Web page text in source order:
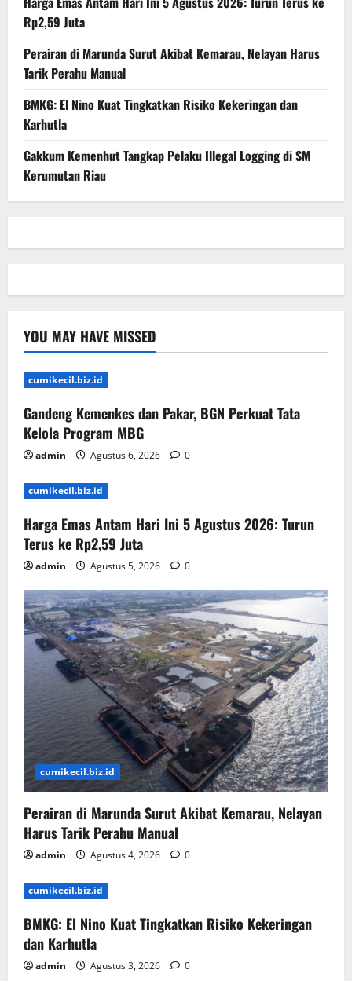
Rp2,59 Juta
Perairan di Marunda Surut Akibat Kemarau, Nelayan Harus
Tarik Perahu Manual
BMKG: El Nino Kuat Tingkatkan Risiko Kekeringan dan
Karhutla
Gakkum Kemenhut Tangkap Pelaku Illegal Logging di SM
Kerumutan Riau
YOU MAY HAVE MISSED
cumikecil.biz.id
Gandeng Kemenkes dan Pakar, BGN Perkuat Tata
Kelola Program MBG
admin Agustus 6, 2026 0
cumikecil.biz.id
Harga Emas Antam Hari Ini 5 Agustus 2026: Turun
Terus ke Rp2,59 Juta
admin Agustus 5, 2026 0
cumikecil.biz.id
Perairan di Marunda Surut Akibat Kemarau, Nelayan
Harus Tarik Perahu Manual
admin Agustus 4, 2026 0
cumikecil.biz.id
BMKG: El Nino Kuat Tingkatkan Risiko Kekeringan
dan Karhutla
admin Agustus 3, 2026 0